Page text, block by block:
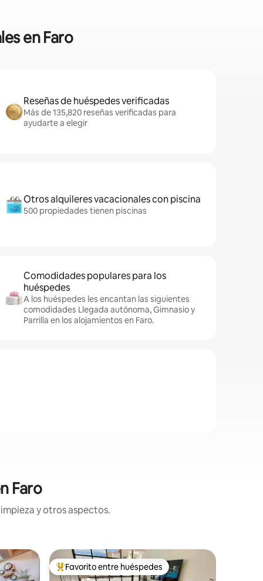
en Faro
Reseñas de huéspedes verificadas
Más de 135,820 reseñas verificadas para
ayudarte a elegir
Otros alquileres vacacionales con piscina
500 propiedades tienen piscinas
Comodidades populares para los
huéspedes
A los huéspedes les encantan las siguientes
comodidades Llegada autónoma, Gimnasio y
Parrilla en los alojamientos en Faro.
Faro
y otros aspectos.
Favorito entre huéspedes preferido
Favorito entre huéspedes